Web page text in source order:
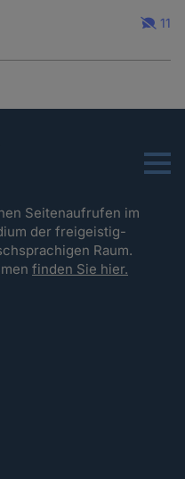
11
Menu
Seitenaufrufen im
der freigeistig-
Raum.
finden Sie hier.